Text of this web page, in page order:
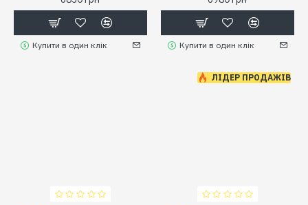
Купити в один клік Купити в один клік
ЛІДЕР ПРОДАЖІВ